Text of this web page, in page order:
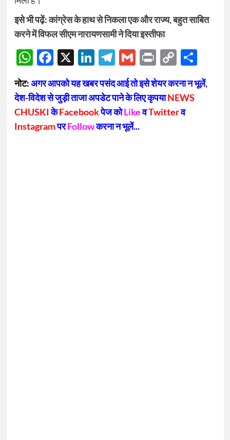
इसे भी पढ़ें:कांग्रेस के हाथ से निकला एक और राज्य, बहुत साबित
करने में विफल सीएम नारायणसामी ने दिया इस्तीफा
WhatsApp
Facebook
X LinkedIn
Telegram
Gmail
Print
Copy
Link
नोट:अगर आपको यह खबर पसंद आई तो इसे शेयर करना न भूलें,
देश-विदेश से जुड़ी ताजा अपडेट पाने के लिए कृपयाNEWS
CHUSKIकेFacebookपेज कोLikeवTwitterव
InstagramपरFollowकरना न भूलें...